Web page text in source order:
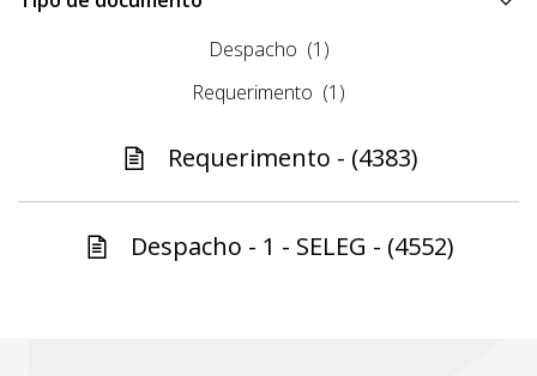
Despacho (1)
Requerimento (1)
Requerimento - (4383)
Despacho - 1 - SELEG - (4552)